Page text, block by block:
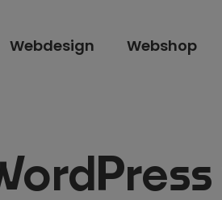
Webdesign Webshop